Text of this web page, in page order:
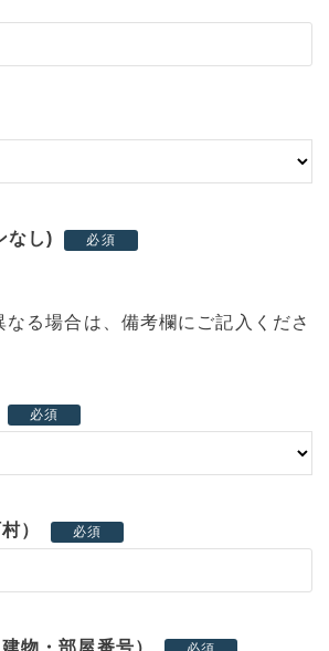
なし) 必須
る場合は、備考欄にご記入くださ
必須
） 必須